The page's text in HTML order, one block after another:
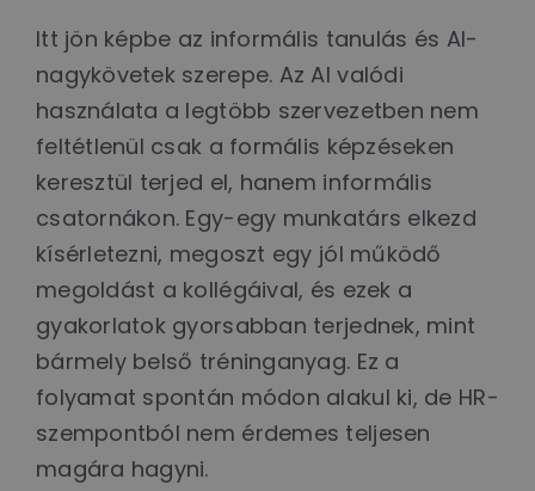
Itt jön képbe az informális tanulás és AI-
nagykövetek szerepe. Az AI valódi
használata a legtöbb szervezetben nem
feltétlenül csak a formális képzéseken
keresztül terjed el, hanem informális
csatornákon. Egy-egy munkatárs elkezd
kísérletezni, megoszt egy jól működő
megoldást a kollégáival, és ezek a
gyakorlatok gyorsabban terjednek, mint
bármely belső tréninganyag. Ez a
folyamat spontán módon alakul ki, de HR-
szempontból nem érdemes teljesen
magára hagyni.